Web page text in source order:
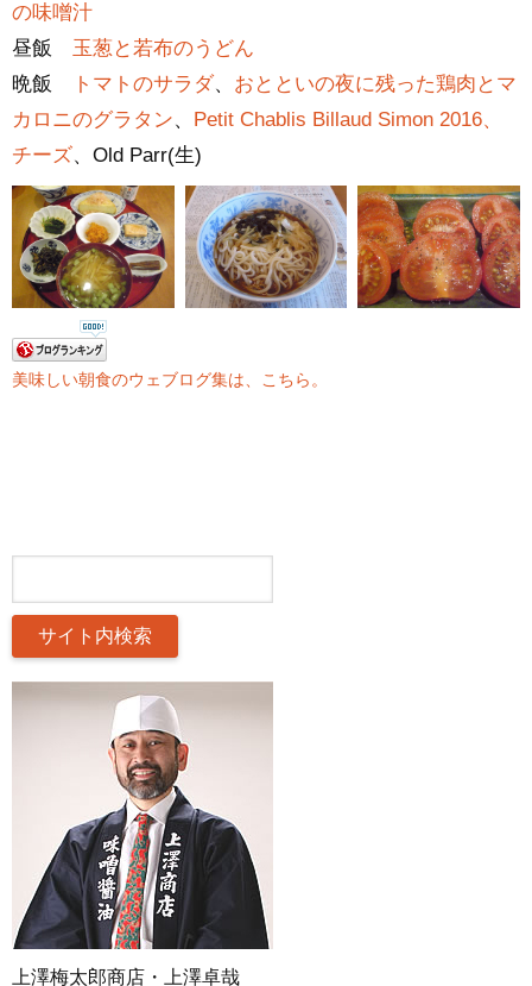
の味噌汁
昼飯
玉葱と若布のうどん
晩飯
トマトのサラダ、 おとといの夜に残った鶏肉とマ
カロニのグラタン、
Petit Chablis Billaud Simon 2016、
チーズ、Old Parr(生)
美味しい朝食のウェブログ集は、こちら。
上澤梅太郎商店・上澤卓哉